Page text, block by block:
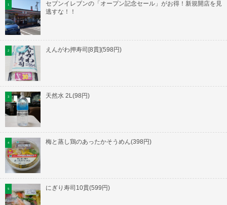
セブンイレブンの「オープン記念セール」がお得！新規開店を見
逃すな！！
えんがわ押寿司[8貫](598円)
天然水 2L(98円)
梅と蒸し鶏のあったかそうめん(398円)
にぎり寿司10貫(599円)